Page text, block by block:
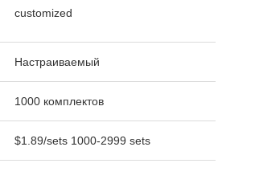
customized
Настраиваемый
1000 комплектов
$1.89/sets 1000-2999 sets